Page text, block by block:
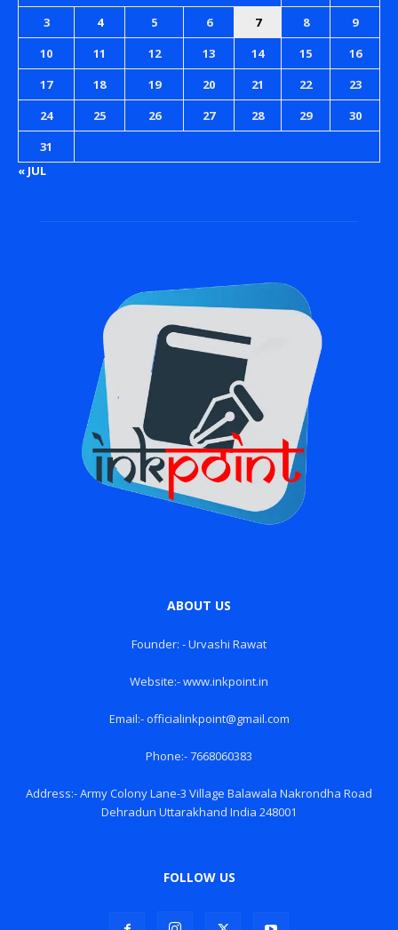
3
4 5 6 7 8
9
10
11 12 13 14 15
16
17
18 19 20 21 22
23
24
25 26 27 28 29
30
31
« JUL
ABOUT US
Founder: - Urvashi Rawat
Website:- www.inkpoint.in
Email:- officialinkpoint@gmail.com
Phone:- 7668060383
Address:- Army Colony Lane-3 Village Balawala Nakrondha Road
Dehradun Uttarakhand India 248001
FOLLOW US